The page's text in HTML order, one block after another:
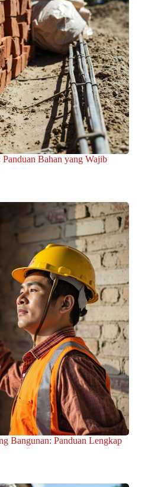
Bahan yang Wajib
Bangunan: Panduan Lengkap